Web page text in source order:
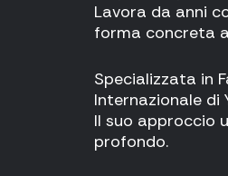
Lavora da anni
forma concreta
Specializzata in
Internazionale di
Il suo approccio
profondo.